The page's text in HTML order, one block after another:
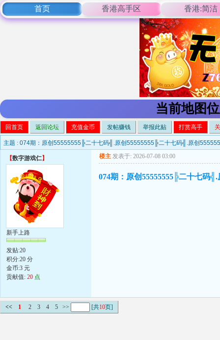
首页 香港高手区 香港:简洁
当前地图
回首页 返回论坛 充值金币 发帖赚钱 举报此贴 打赏高手
主题 : 074期：原创55555555╠二十七码╣.原创55555555╠二十七码╣.原创
【数字游戏仁】
新手上路
发贴:20
积分:20 分
金币:3 元
贡献值: 20 点
楼主 发表于: 2026-07-08 03:00
074期：原创55555555╠二十七码
<< 1 2 3 4 5 >> [共10页]